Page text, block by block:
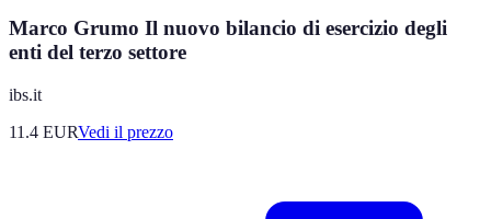
Marco Grumo Il nuovo bilancio di esercizio degli
enti del terzo settore
ibs.it
11.4 EURVedi il prezzo